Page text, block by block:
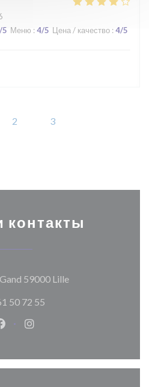
/5 Меню : 4/5 Цена / качество : 4/5
2 3
контакты
59000 Lille((открывается в
50 72 55
Facebook ((открывается в
Instagram